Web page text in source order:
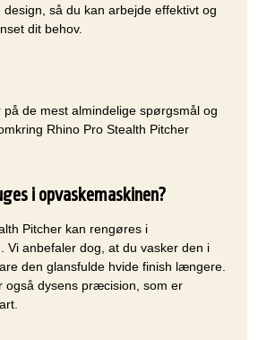
design, så du kan arbejde effektivt og
dit behov.
på de mest almindelige spørgsmål og
Rhino Pro Stealth Pitcher
i opvaskemaskinen?
Pitcher kan rengøres i
Vi anbefaler dog, at du vasker den i
den glansfulde hvide finish længere.
også dysens præcision, som er